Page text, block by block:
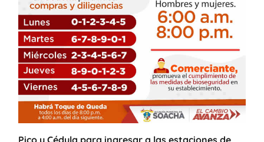
Pico y Cédula para ingresar a las estaciones de